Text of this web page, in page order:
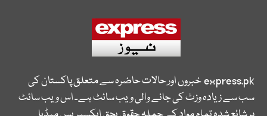
express.pkخبروں اور حالات حاضرہ سے متعلق پاکستان کی
سب سے زیادہ وزٹ کی جانے والی ویب سائٹ ہے۔ اس ویب سائٹ